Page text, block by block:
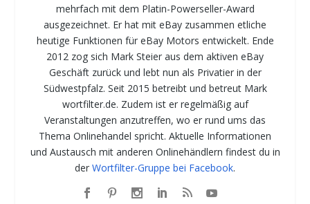
mehrfach mit dem Platin-Powerseller-Award
ausgezeichnet. Er hat mit eBay zusammen etliche
heutige Funktionen für eBay Motors entwickelt. Ende
2012 zog sich Mark Steier aus dem aktiven eBay
Geschäft zurück und lebt nun als Privatier in der
Südwestpfalz. Seit 2015 betreibt und betreut Mark
wortfilter.de. Zudem ist er regelmäßig auf
Veranstaltungen anzutreffen, wo er rund ums das
Thema Onlinehandel spricht. Aktuelle Informationen
und Austausch mit anderen Onlinehändlern findest du in
der Wortfilter-Gruppe bei Facebook.